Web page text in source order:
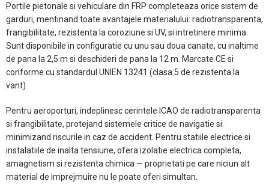
Portile pietonale si vehiculare din FRP completeaza orice sistem de
garduri, mentinand toate avantajele materialului: radiotransparenta,
frangibilitate, rezistenta la coroziune si UV, si intretinere minima.
Sunt disponibile in configuratie cu unu sau doua canate, cu inaltime
de pana la 2,5 m si deschideri de pana la 12 m. Marcate CE si
conforme cu standardul UNIEN 13241 (clasa 5 de rezistenta la
vant).
Pentru aeroporturi, indeplinesc cerintele ICAO de radiotransparenta
si frangibilitate, protejand sistemele critice de navigatie si
minimizand riscurile in caz de accident. Pentru statiile electrice si
instalatiile de inalta tensiune, ofera izolatie electrica completa,
amagnetism si rezistenta chimica — proprietati pe care niciun alt
material de imprejmuire nu le poate oferi simultan.